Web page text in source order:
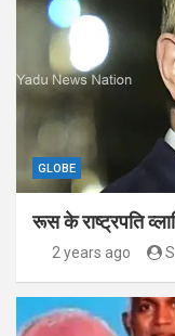
GLOBE
रूस के राष्ट्रपति
2 years ago